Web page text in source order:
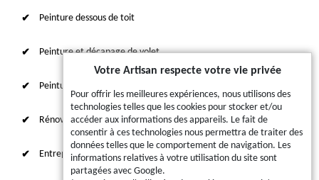
Peinture dessous de toit
Peinture et décapage de volet
Peinture sur tuile et toiture
Rénovation intérieure 87
Entreprise de ravalement
Votre Artisan respecte votre vie privée
Pour offrir les meilleures expériences, nous utilisons des
technologies telles que les cookies pour stocker et/ou
accéder aux informations des appareils. Le fait de
consentir à ces technologies nous permettra de traiter des
données telles que le comportement de navigation. Les
informations relatives à votre utilisation du site sont
partagées avec Google.